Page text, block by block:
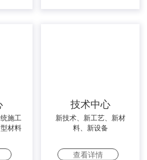
施工
材料
技术中心
新技术、新工艺、新材
料、新设备
查看详情